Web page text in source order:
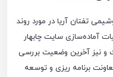
تفتان آریا در مورد روند
آماده‌سازی سایت چابهار
و نیز آخرین وضعیت بررسی
برنامه ریزی و توسعه